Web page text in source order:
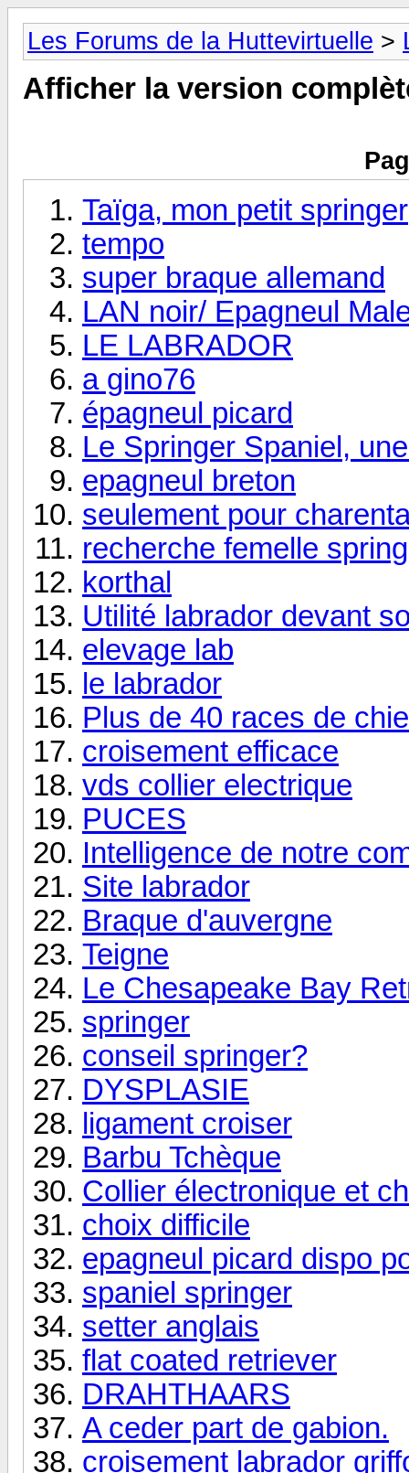
Les Forums de la Huttevirtuelle >
Afficher la version
Taïga, mon petit springer
tempo
super braque allemand
LAN noir/ Epagneul
LE LABRADOR
a gino76
épagneul picard
Le Springer Spaniel,
epagneul breton
seulement pour
recherche femelle
korthal
Utilité labrador devant
elevage lab
le labrador
Plus de 40 races de
croisement efficace
vds collier electrique
PUCES
Intelligence de notre
Site labrador
Braque d'auvergne
Teigne
Le Chesapeake Bay
springer
conseil springer?
DYSPLASIE
ligament croiser
Barbu Tchèque
Collier électronique et
choix difficile
epagneul picard dispo
spaniel springer
setter anglais
flat coated retriever
DRAHTHAARS
A ceder part de gabion.
croisement labrador